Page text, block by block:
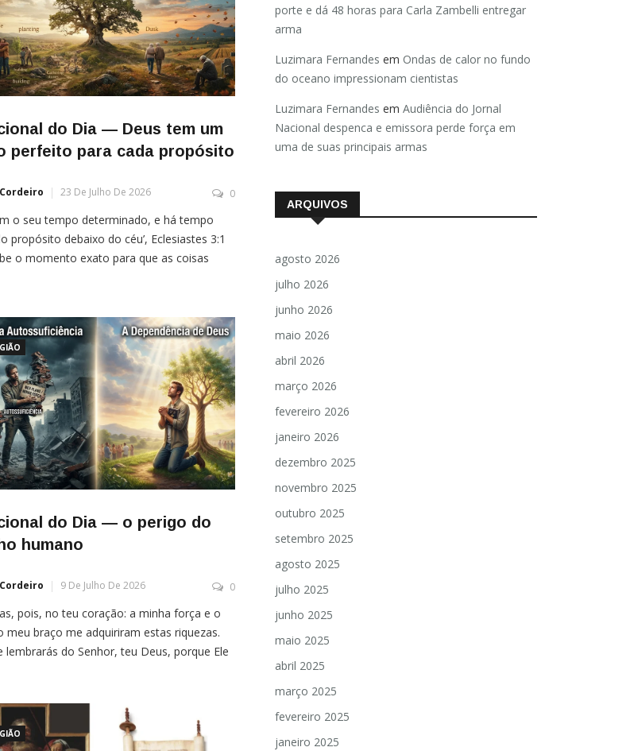
do Dia — Deus tem um
perfeito para cada propósito
23 De Julho De 2026 0
o seu tempo determinado, e há tempo
propósito debaixo do céu’, Eclesiastes 3:1
o momento exato para que as coisas
com que a benção se torne maldição. É
[…]
do Dia — o perigo do
humano
9 De Julho De 2026 0
pois, no teu coração: a minha força e o
meu braço me adquiriram estas riquezas.
lembrarás do Senhor, teu Deus, porque Ele
pois ele não somente nos traz uma
muito importante que é dar […]
porte e dá 48 horas para Carla Zambelli entregar
arma
Luzimara Fernandes em Ondas de calor no fundo
do oceano impressionam cientistas
Luzimara Fernandes em Audiência do Jornal
Nacional despenca e emissora perde força em
uma de suas principais armas
ARQUIVOS
agosto 2026
julho 2026
junho 2026
maio 2026
abril 2026
março 2026
fevereiro 2026
janeiro 2026
dezembro 2025
novembro 2025
outubro 2025
setembro 2025
agosto 2025
julho 2025
junho 2025
maio 2025
abril 2025
março 2025
fevereiro 2025
janeiro 2025